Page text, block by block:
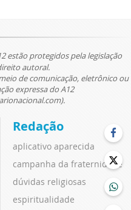
estão protegidos pela legislação
autoral.
de comunicação, eletrônico ou
expressa do A12
Redação
aplicativo aparecida
campanha da fraternidade
dúvidas religiosas
espiritualidade